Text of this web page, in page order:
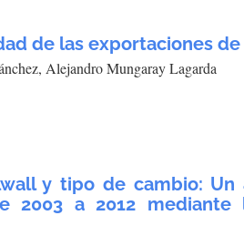
de las exportaciones
Alejandro Mungaray Lagarda
y tipo de cambio: Un
2003 a 2012